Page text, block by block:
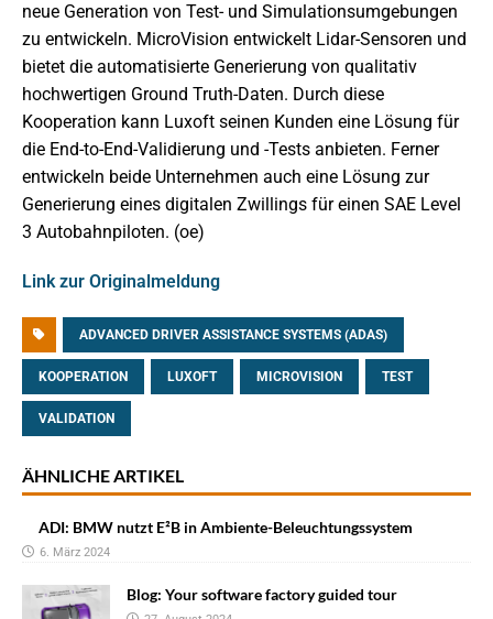
neue Generation von Test- und Simulationsumgebungen
zu entwickeln. MicroVision entwickelt Lidar-Sensoren und
bietet die automatisierte Generierung von qualitativ
hochwertigen Ground Truth-Daten. Durch diese
Kooperation kann Luxoft seinen Kunden eine Lösung für
die End-to-End-Validierung und -Tests anbieten. Ferner
entwickeln beide Unternehmen auch eine Lösung zur
Generierung eines digitalen Zwillings für einen SAE Level
3 Autobahnpiloten. (oe)
Link zur Originalmeldung
ADVANCED DRIVER ASSISTANCE SYSTEMS (ADAS)
KOOPERATION LUXOFT MICROVISION TEST
VALIDATION
ÄHNLICHE ARTIKEL
ADI: BMW nutzt E²B in Ambiente-Beleuchtungssystem
6. März 2024
Blog: Your software factory guided tour